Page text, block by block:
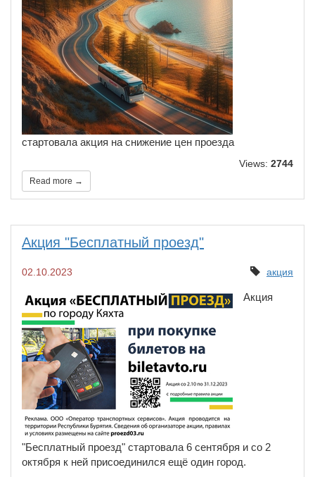
стартовала акция на снижение цен проезда
Views: 2744
Read more →
Акция "Бесплатный проезд"
акция
02.10.2023
​Акция
"Бесплатный проезд" стартовала 6 сентября и со 2
октября к ней присоединился ещё один город.